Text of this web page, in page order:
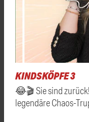
KINDSKÖPFE 3
😂🎬 Sie sind
legendäre Chaos-